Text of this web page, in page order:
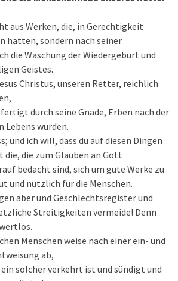
aus Werken, die, in Gerechtigkeit
hätten, sondern nach seiner
die Waschung der Wiedergeburt und
Geistes.
Christus, unseren Retter, reichlich
durch seine Gnade, Erben nach der
Lebens wurden.
und ich will, dass du auf diesen Dingen
die zum Glauben an Gott
bedacht sind, sich um gute Werke zu
und nützlich für die Menschen.
aber und Geschlechtsregister und
Streitigkeiten vermeide! Denn
Menschen weise nach einer ein- und
ab,
ein solcher verkehrt ist und sündigt und